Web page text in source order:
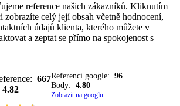
reference našich zákazníků. Kliknutím
zobrazíte celý její obsah včetně hodnocení,
údajů klienta, kterého můžete v
a zeptat se přímo na spokojenost s
667
4.82
Referencí google: 96
Body: 4.80
Zobrazit na googlu